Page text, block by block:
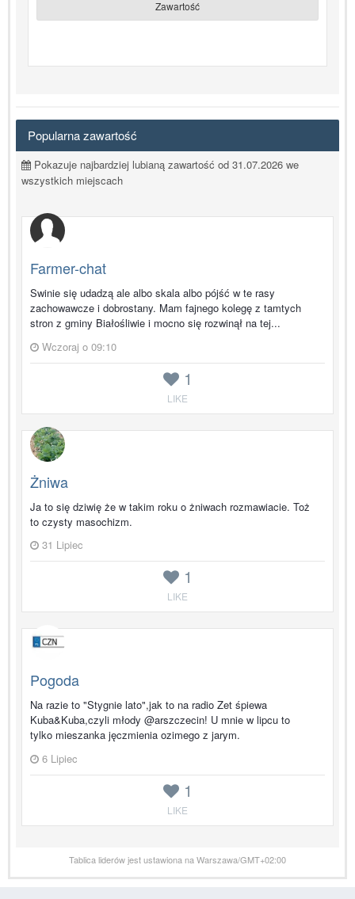
Zawartość
Popularna zawartość
Pokazuje najbardziej lubianą zawartość od 31.07.2026 we
wszystkich miejscach
1
LIKE
Farmer-chat
Swinie się udadzą ale albo skala albo pójść w te rasy
zachowawcze i dobrostany. Mam fajnego kolegę z tamtych
stron z gminy Białośliwie i mocno się rozwinął na tej...
Wczoraj o 09:10
1
LIKE
Żniwa
Ja to się dziwię że w takim roku o żniwach rozmawiacie. Toż
to czysty masochizm.
31 Lipiec
1
LIKE
Pogoda
Na razie to "Stygnie lato",jak to na radio Zet śpiewa
Kuba&Kuba,czyli młody @arszczecin! U mnie w lipcu to
tylko mieszanka jęczmienia ozimego z jarym.
6 Lipiec
Tablica liderów jest ustawiona na Warszawa/GMT+02:00